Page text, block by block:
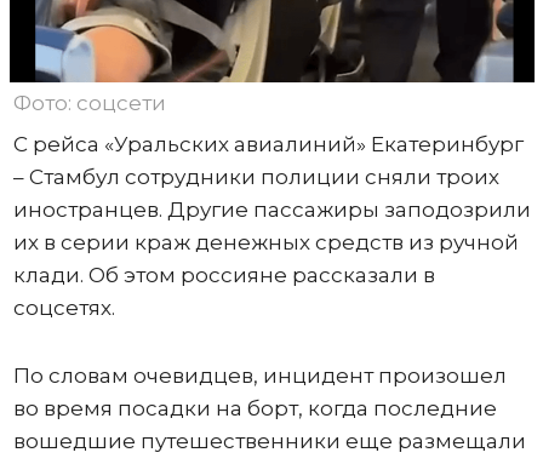
Фото: соцсети
С рейса «Уральских авиалиний» Екатеринбург
– Стамбул сотрудники полиции сняли троих
иностранцев. Другие пассажиры заподозрили
их в серии краж денежных средств из ручной
клади. Об этом россияне рассказали в
соцсетях.
По словам очевидцев, инцидент произошел
во время посадки на борт, когда последние
вошедшие путешественники еще размещали